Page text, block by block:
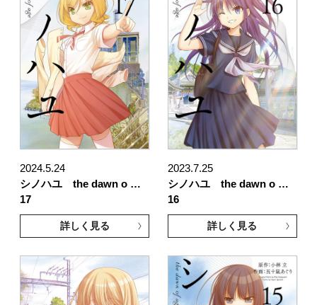
2024.5.24
シノハユ the dawn o …
17
詳しく見る
2023.7.25
シノハユ the dawn o …
16
詳しく見る